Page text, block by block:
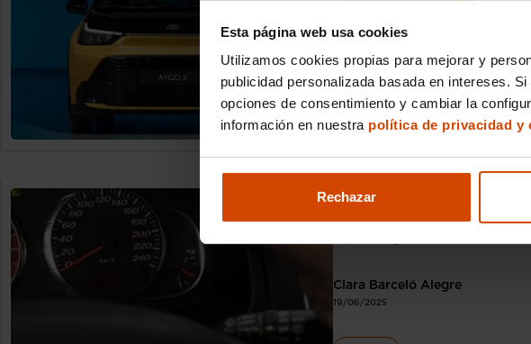
Esta página web usa cookies
Utilizamos cookies propias para mejorar y
publicidad personalizada basada en intereses.
opciones de consentimiento y cambiar la
información en nuestra política de privacidad y
Rechazar
llega al mercado con una
Cristhian González
Radares en España que
Los radares que más multas
Clara Barceló Alegre
19/06/2025